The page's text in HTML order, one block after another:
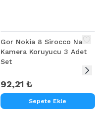
Gor Nokia 8 Sirocco Nano
Kamera Koruyucu 3 Adet
Set
92,21 ₺
Sepete Ekle